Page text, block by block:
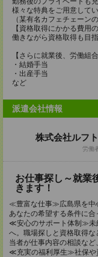
様々な特典をご用意してい
（某有名カフェチェーン
【資格取得にかかる費用
働きながら資格取得も目
【さらに就業後、労働組
・結婚手当
・出産手当
など
派遣会社情報
株式会社ルフ
労働
お仕事探し～就業
きます！
≪豊富な仕事≫広島県を中
あなたの希望する条件に合
≪安心のサポート体制≫未
へ。職場探しと資格取得
当者が仕事内容の相談な
≪充実の福利厚生≫社保や